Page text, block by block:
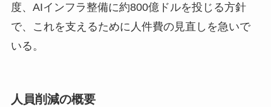
度、AIインフラ整備に約800億ドルを投じる方針
で、これを支えるために人件費の見直しを急いで
いる。
人員削減の概要